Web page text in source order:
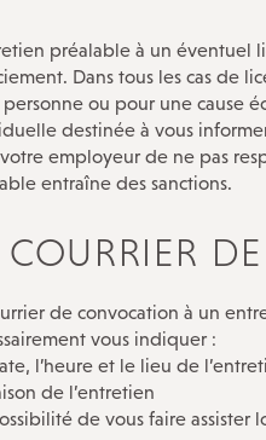
Notre histoire
Guide de vos
préalable
préalable à un
Dans tous les cas de
ou pour une cause
destinée à vous
employeur de ne pas
entraîne des sanctions.
COURRIER
de convocation à un
vous indiquer :
l’heure et le lieu de
de l’entretien
de vous faire assister